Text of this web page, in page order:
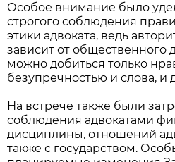
Особое внимание было
строгого соблюдения
этики адвоката, ведь
зависит от общественного
можно добиться только
безупречностью и слова, и
На встрече также были
соблюдения адвокатами
дисциплины, отношений
также с государством.